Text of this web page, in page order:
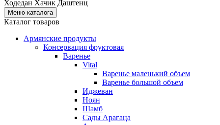
Ходедан Хачик Даштенц
Меню каталога
Каталог товаров
Армянские продукты
Консервация фруктовая
Варенье
Vital
Варенье маленький объем
Варенье большой объем
Иджеван
Ноян
Шамб
Сады Арагаца